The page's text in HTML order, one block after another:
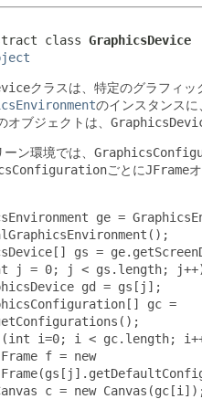
class GraphicsDevice
クラスは、特定のグラフィッ
のインスタンスに
オブジェクトは、
ン環境では、
ごとにJFrame
ge =
gs =
j = 0; j < gs.length;
gd = gs[j];
gc =
i=0; i < gc.length;
f = new
c = new